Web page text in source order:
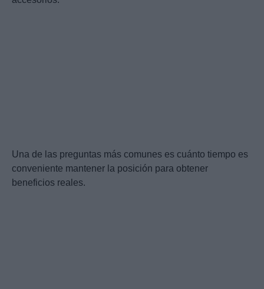
Una de las preguntas más comunes es cuánto tiempo es
conveniente mantener la posición para obtener
beneficios reales.